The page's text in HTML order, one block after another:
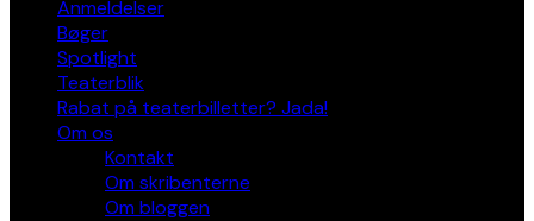
Anmeldelser
Bøger
Spotlight
Teaterblik
Rabat på teaterbilletter? Jada!
Om os
Kontakt
Om skribenterne
Om bloggen